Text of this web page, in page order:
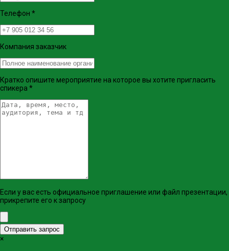
Телефон *
Компания заказчик
Кратко опишите мероприятие на которое вы хотите пригласить
спикера *
Если у вас есть официальное приглашение или файл презентации,
прикрепите его к запросу
Отправить запрос
×